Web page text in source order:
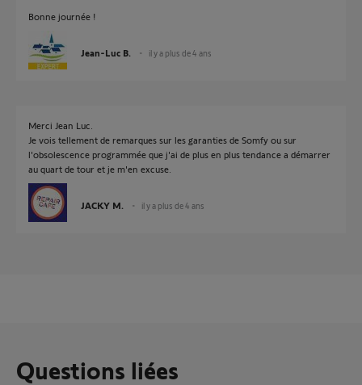
Bonne journée !
Jean-Luc B. il y a plus de 4 ans
Merci Jean Luc.
Je vois tellement de remarques sur les garanties de Somfy ou sur
l'obsolescence programmée que j'ai de plus en plus tendance a démarrer
au quart de tour et je m'en excuse.
JACKY M. il y a plus de 4 ans
Questions liées